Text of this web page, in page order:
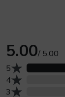
5.00/ 5.00
Liczba opinii z
3
Liczba opinii z
4
Liczba opinii z
5